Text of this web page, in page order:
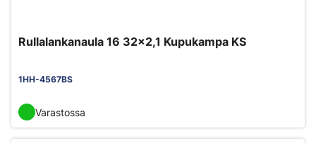
Rullalankanaula 16 32x2,1 Kupukampa KS
1HH-4567BS
Varastossa